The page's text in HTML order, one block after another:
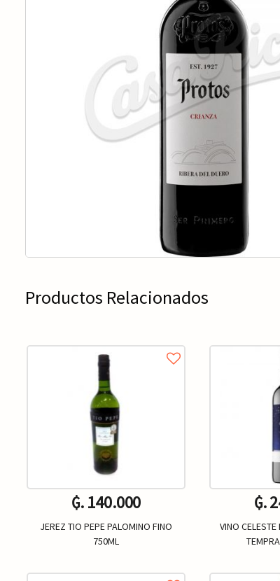
Productos Relacionados
₲. 140.000
JEREZ TIO PEPE PALOMINO FINO
750ML
₲.
VINO CELESTE